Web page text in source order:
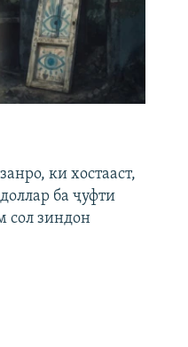
ки хостааст,
ба ҷуфти
сол зиндон